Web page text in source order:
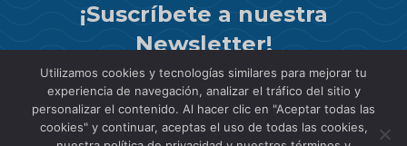
¡Suscríbete a nuestra
Newsletter!
SUSCRIBIR
Utilizamos cookies y tecnologías similares para mejorar tu
experiencia de navegación, analizar el tráfico del sitio y
personalizar el contenido. Al hacer clic en "Aceptar todas las
cookies" y continuar, aceptas el uso de todas las cookies,